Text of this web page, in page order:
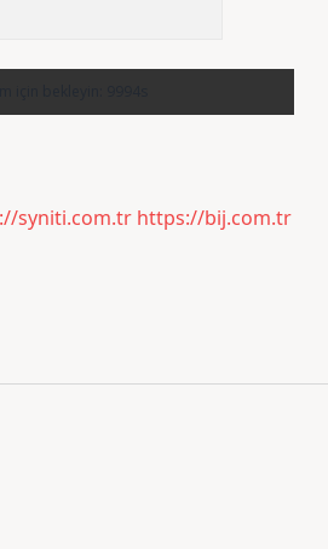
syniti.com.tr https://bij.com.tr